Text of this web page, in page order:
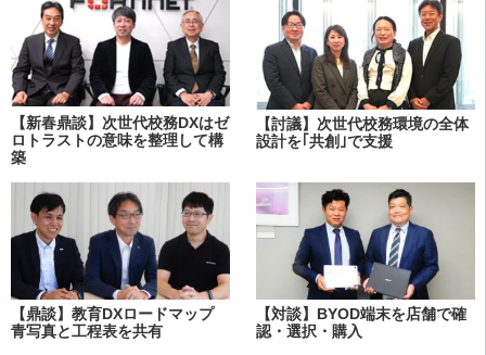
【新春鼎談】次世代校務DXはゼ
ロトラストの意味を整理して構
築
【討議】次世代校務環境の全体
設計を｢共創｣で支援
【鼎談】教育DXロードマップ
青写真と工程表を共有
【対談】BYOD端末を店舗で確
認・選択・購入